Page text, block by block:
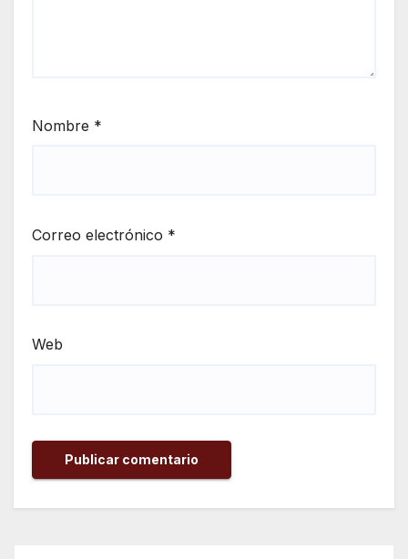
Nombre *
Correo electrónico *
Web